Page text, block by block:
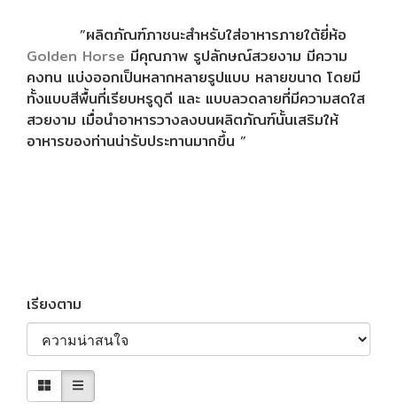
”ผลิตภัณฑ์ภาชนะสำหรับใส่อาหารภายใต้ยี่ห้อ
Golden Horse มีคุณภาพ รูปลักษณ์สวยงาม มีความ
คงทน แบ่งออกเป็นหลากหลายรูปแบบ หลายขนาด โดยมี
ทั้งแบบสีพื้นที่เรียบหรูดูดี และ แบบลวดลายที่มีความสดใส
สวยงาม เมื่อนำอาหารวางลงบนผลิตภัณฑ์นั้นเสริมให้
อาหารของท่านน่ารับประทานมากขึ้น ”
เรียงตาม